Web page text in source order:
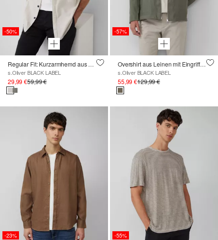
-50%
Regular Fit: Kurzarmhemd aus Leinenmix
s.Oliver BLACK LABEL
29,99 €59,99 €
-57%
Overshirt aus Leinen mit Eingrifftaschen
s.Oliver BLACK LABEL
55,99 €129,99 €
-23% -55%